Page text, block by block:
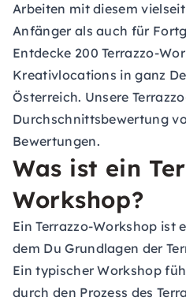
Arbeiten mit diesem
Anfänger als auch für
Entdecke 200 Terrazzo-
Kreativlocations in ganz
Österreich. Unsere
Durchschnittsbewertung
Bewertungen.
Was ist ein
Workshop?
Ein Terrazzo-Workshop ist
dem Du Grundlagen der
Ein typischer Workshop
durch den Prozess des